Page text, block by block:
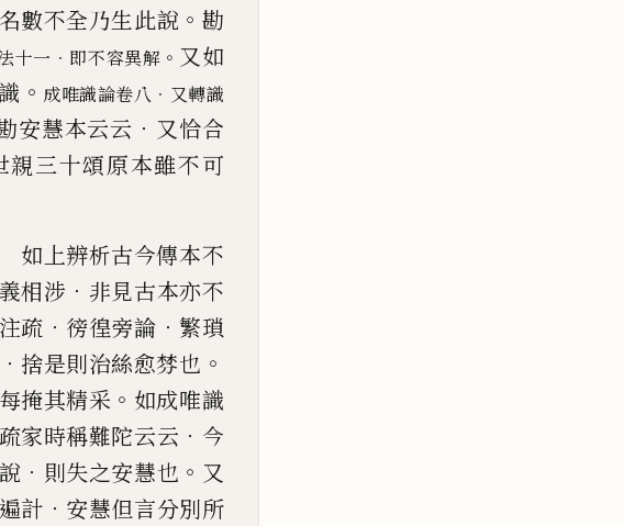
數不全乃生此說 。 勘
十一 ． 即不容異解 。 又如
。 成唯識論卷八 ． 又轉識
安慧本云云 ． 又恰合
親三十頌原本雖不可
如上辨析古今傳本不
相涉 ． 非見古本亦不
疏 ． 徬徨旁論 ． 繁瑣
． 捨是則治絲愈棼也 。
掩其精采 。 如成唯識
家時稱難陀云云 ． 今
． 則失之安慧也 。 又
計 ． 安慧但言分別所